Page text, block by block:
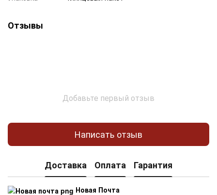
Отзывы
Добавьте первый отзыв
Написать отзыв
Доставка Оплата Гарантия
Новая Почта